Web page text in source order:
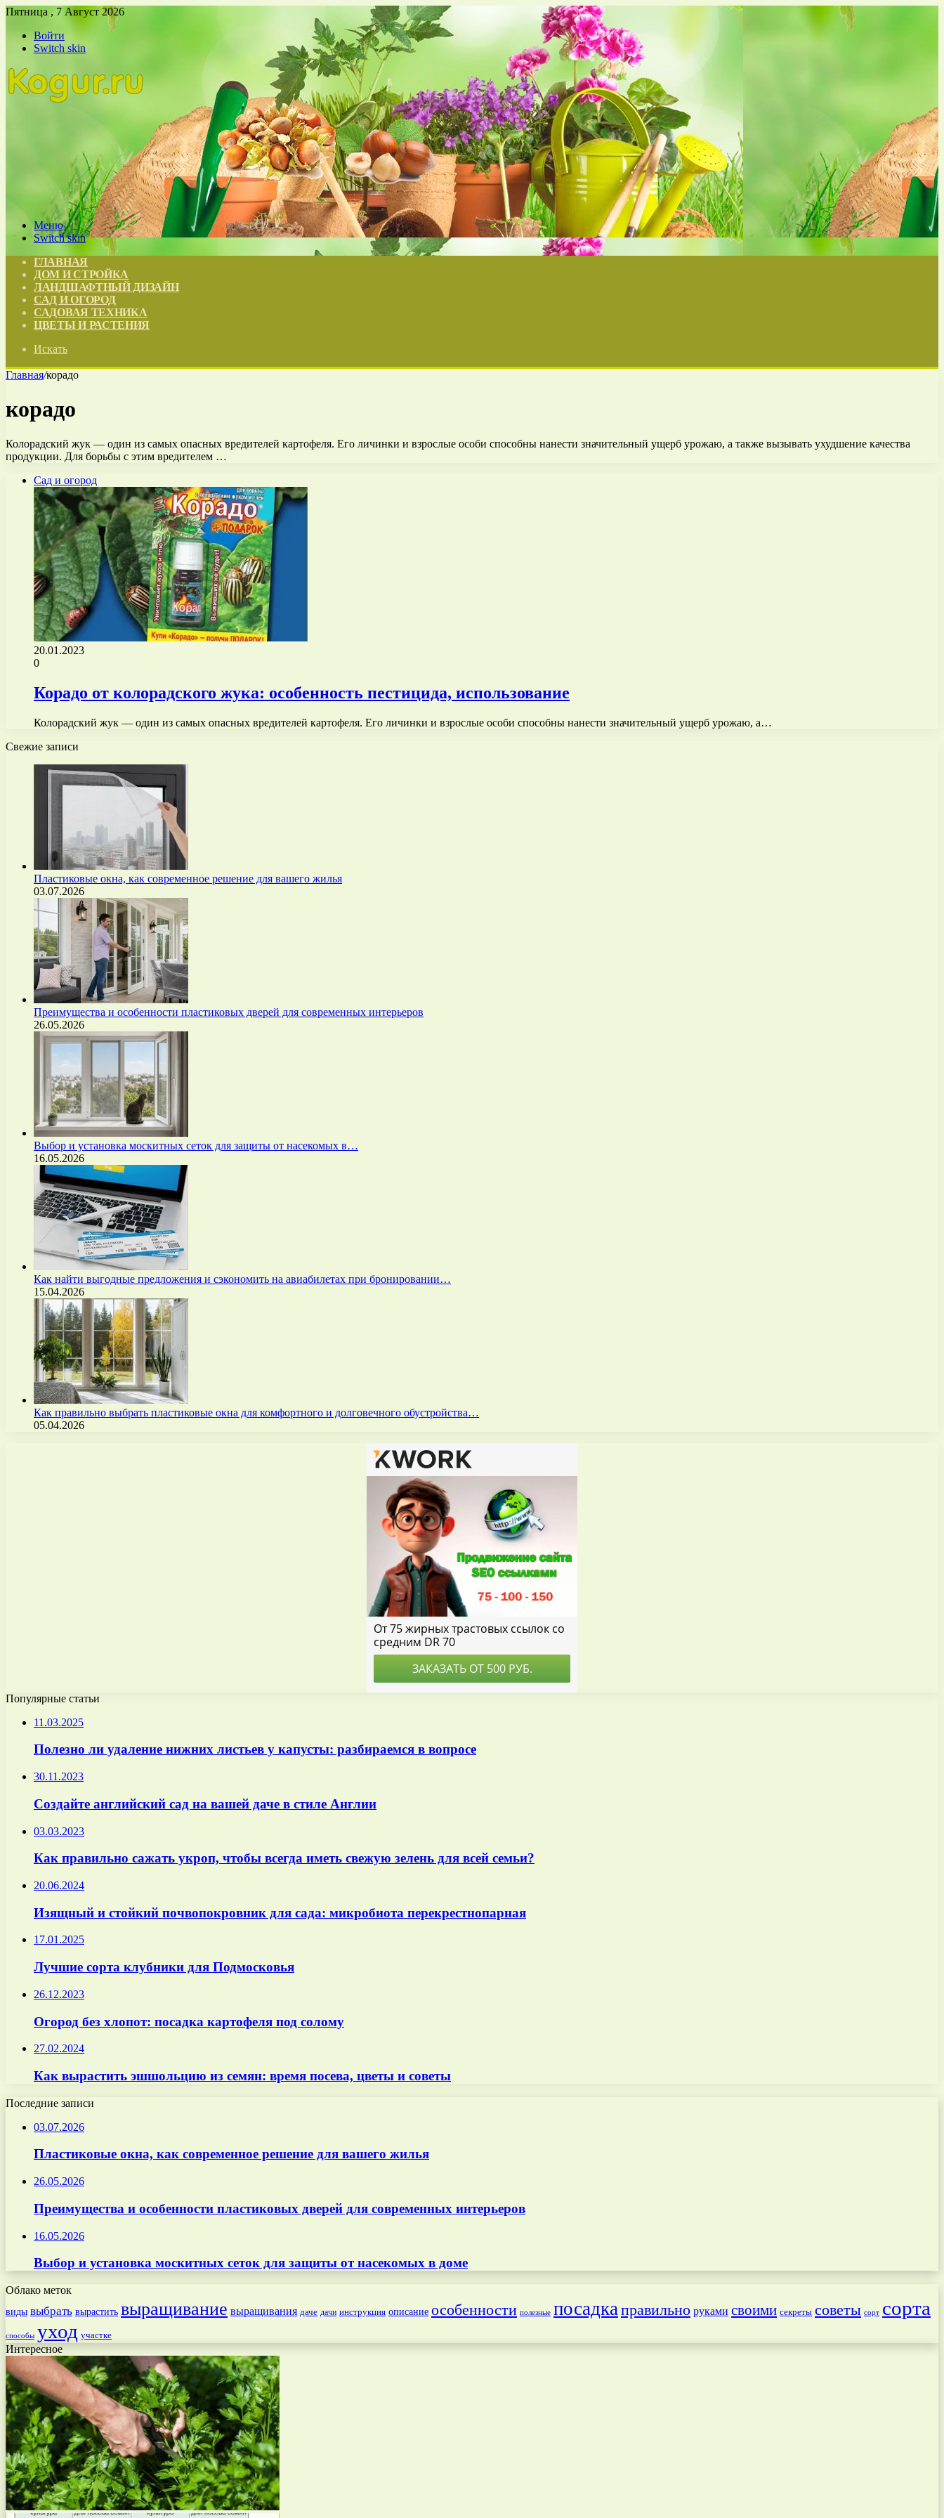
Пятница , 7 Август 2026
Войти
Switch skin
Меню
Switch skin
ГЛАВНАЯ
ДОМ И СТРОЙКА
ЛАНДШАФТНЫЙ ДИЗАЙН
САД И ОГОРОД
САДОВАЯ ТЕХНИКА
ЦВЕТЫ И РАСТЕНИЯ
Искать
Главная/корадо
корадо
Колорадский жук — один из самых опасных вредителей картофеля. Его личинки и взрослые особи способны нанести значительный ущерб урожаю, а также вызывать ухудшение качества
продукции. Для борьбы с этим вредителем …
Сад и огород
20.01.2023
0
Корадо от колорадского жука: особенность пестицида, использование
Колорадский жук — один из самых опасных вредителей картофеля. Его личинки и взрослые особи способны нанести значительный ущерб урожаю, а…
Свежие записи
Пластиковые окна, как современное решение для вашего жилья
03.07.2026
Преимущества и особенности пластиковых дверей для современных интерьеров
26.05.2026
Выбор и установка москитных сеток для защиты от насекомых в…
16.05.2026
Как найти выгодные предложения и сэкономить на авиабилетах при бронировании…
15.04.2026
Как правильно выбрать пластиковые окна для комфортного и долговечного обустройства…
05.04.2026
Популярные статьи
11.03.2025
Полезно ли удаление нижних листьев у капусты: разбираемся в вопросе
30.11.2023
Создайте английский сад на вашей даче в стиле Англии
03.03.2023
Как правильно сажать укроп, чтобы всегда иметь свежую зелень для всей семьи?
20.06.2024
Изящный и стойкий почвопокровник для сада: микробиота перекрестнопарная
17.01.2025
Лучшие сорта клубники для Подмосковья
26.12.2023
Огород без хлопот: посадка картофеля под солому
27.02.2024
Как вырастить эшшольцию из семян: время посева, цветы и советы
Последние записи
03.07.2026
Пластиковые окна, как современное решение для вашего жилья
26.05.2026
Преимущества и особенности пластиковых дверей для современных интерьеров
16.05.2026
Выбор и установка москитных сеток для защиты от насекомых в доме
Облако меток
виды выбрать вырастить выращивание выращивания даче дачи инструкция описание особенности полезные посадкаправильно руками своими секреты советы сорт сорта
способы уход участке
Интересное